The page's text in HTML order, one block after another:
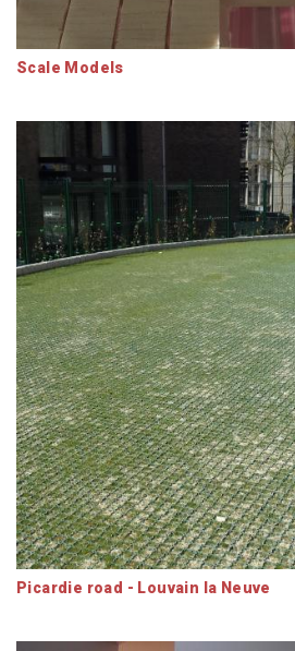
Scale Models
Picardie road - Louvain la Neuve